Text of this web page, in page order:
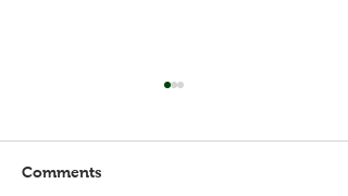
¡Adelante!
Comments